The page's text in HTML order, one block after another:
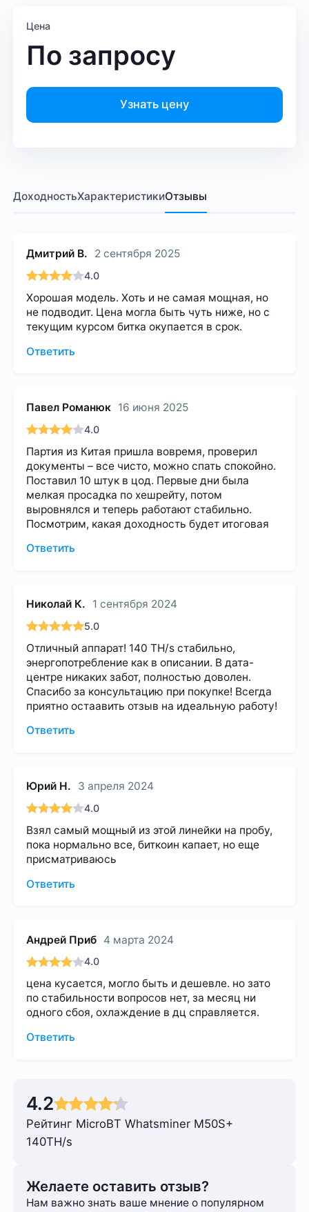
Цена
По запросу
Узнать цену
ДоходностьХарактеристикиОтзывы
Дмитрий В. 2 сентября 2025
4.0
Хорошая модель. Хоть и не самая мощная, но
не подводит. Цена могла быть чуть ниже, но с
текущим курсом битка окупается в срок.
Ответить
Павел Романюк 16 июня 2025
4.0
Партия из Китая пришла вовремя, проверил
документы – все чисто, можно спать спокойно.
Поставил 10 штук в цод. Первые дни была
мелкая просадка по хешрейту, потом
выровнялся и теперь работают стабильно.
Посмотрим, какая доходность будет итоговая
Ответить
Николай К. 1 сентября 2024
5.0
Отличный аппарат! 140 TH/s стабильно,
энергопотребление как в описании. В дата-
центре никаких забот, полностью доволен.
Спасибо за консультацию при покупке! Всегда
приятно остаавить отзыв на идеальную работу!
Ответить
Юрий Н. 3 апреля 2024
4.0
Взял самый мощный из этой линейки на пробу,
пока нормально все, биткоин капает, но еще
присматриваюсь
Ответить
Андрей Приб 4 марта 2024
4.0
цена кусается, могло быть и дешевле. но зато
по стабильности вопросов нет, за месяц ни
одного сбоя, охлаждение в дц справляется.
Ответить
4.2
Рейтинг MicroBT Whatsminer M50S+
140TH/s
Желаете оставить отзыв?
Нам важно знать ваше мнение о популярном